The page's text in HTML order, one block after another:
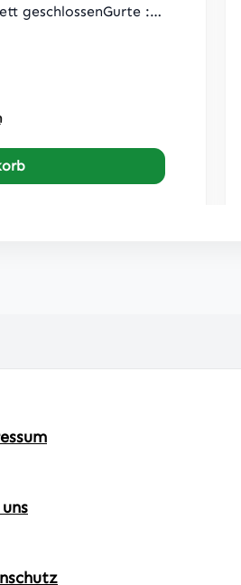
geschlossenGurte : 4
170
aus einer Bahn
DIN EN ISO 21898